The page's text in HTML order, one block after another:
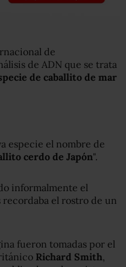
de
de ADN que se trata
de caballito de mar
especie el nombre de
cerdo de Japón".
informalmente el
el rostro de un
fueron tomadas por el
Richard Smith